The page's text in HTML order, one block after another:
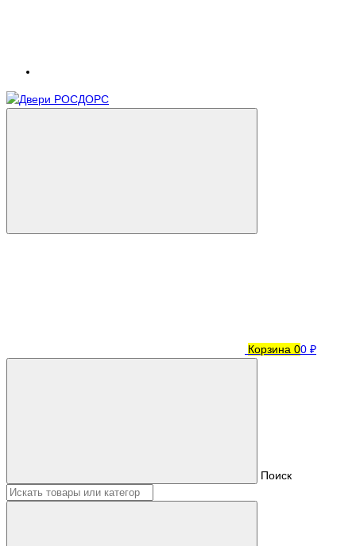
Корзина 00 ₽
Поиск